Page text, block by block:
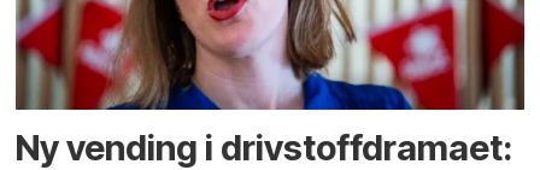
Ny vending i drivstoffdramaet: